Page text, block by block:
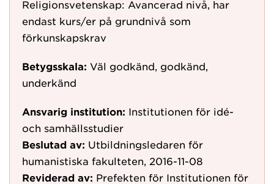
Religionsvetenskap: Avancerad nivå, har
endast kurs/er på grundnivå som
förkunskapskrav
Betygsskala: Väl godkänd, godkänd,
underkänd
Ansvarig institution: Institutionen för idé-
och samhällsstudier
Beslutad av: Utbildningsledaren för
humanistiska fakulteten, 2016-11-08
Reviderad av: Prefekten för Institutionen för